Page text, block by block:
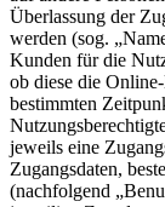
Überlassung der
werden (sog.
Kunden für die
ob diese die
bestimmten
jeweils eine
Zugangsdaten,
(nachfolgend